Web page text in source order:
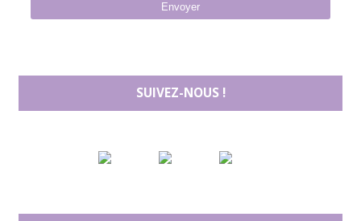
Envoyer
SUIVEZ-NOUS !